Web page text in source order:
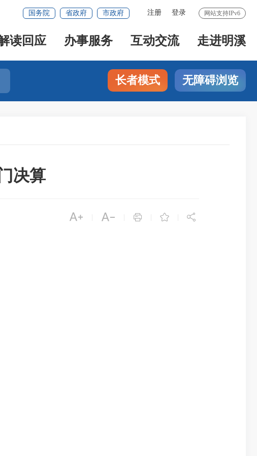
网站支持IPv6
注册 登录
国务院 省政府 市政府
读回应 办事服务 互动交流 走进明溪
长者模式 无障碍浏览
决算
    